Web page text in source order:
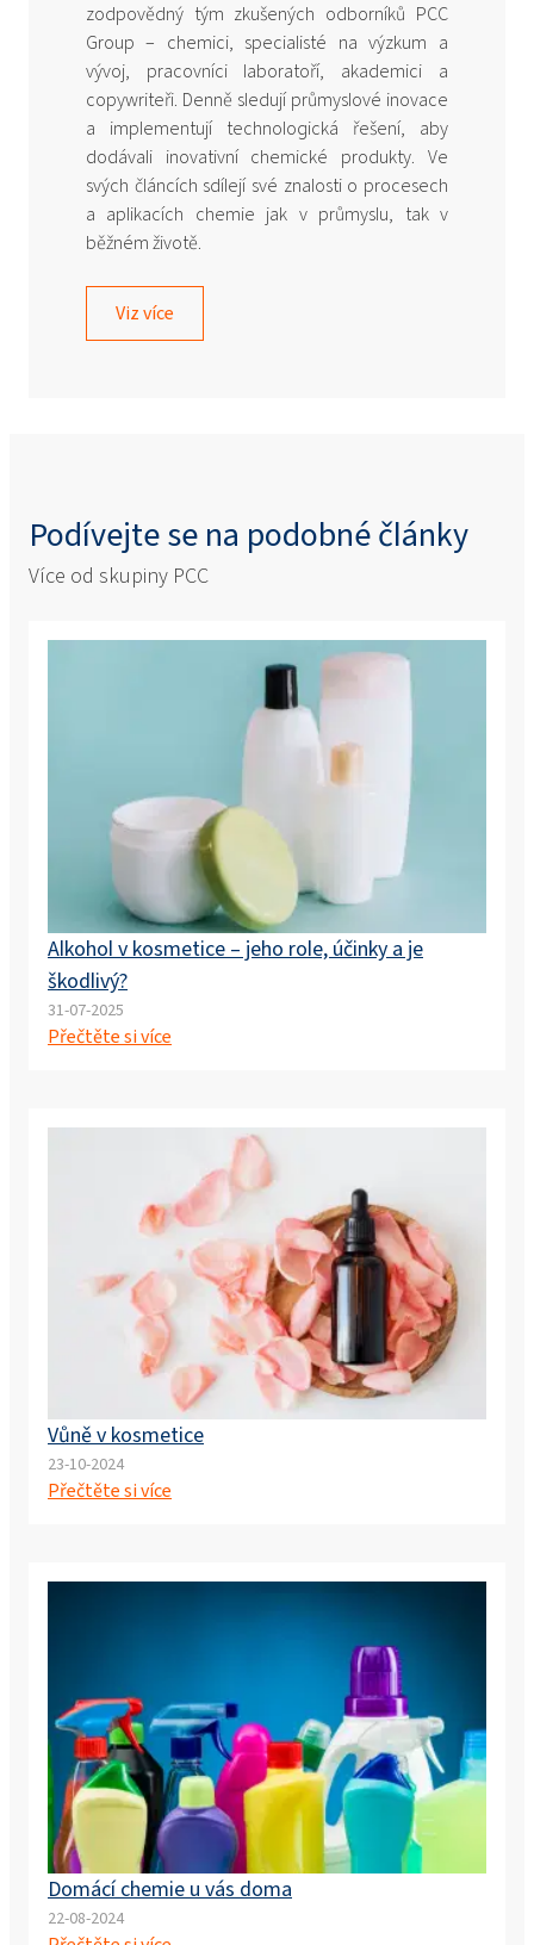
zodpovědný tým zkušených odborníků PCC
Group – chemici, specialisté na výzkum a
vývoj, pracovníci laboratoří, akademici a
copywriteři. Denně sledují průmyslové inovace
a implementují technologická řešení, aby
dodávali inovativní chemické produkty. Ve
svých článcích sdílejí své znalosti o procesech
a aplikacích chemie jak v průmyslu, tak v
běžném životě.
Viz více
Podívejte se na podobné články
Více od skupiny PCC
Alkohol v kosmetice – jeho role, účinky a je
škodlivý?
31-07-2025
Přečtěte si více
Vůně v kosmetice
23-10-2024
Přečtěte si více
Domácí chemie u vás doma
22-08-2024